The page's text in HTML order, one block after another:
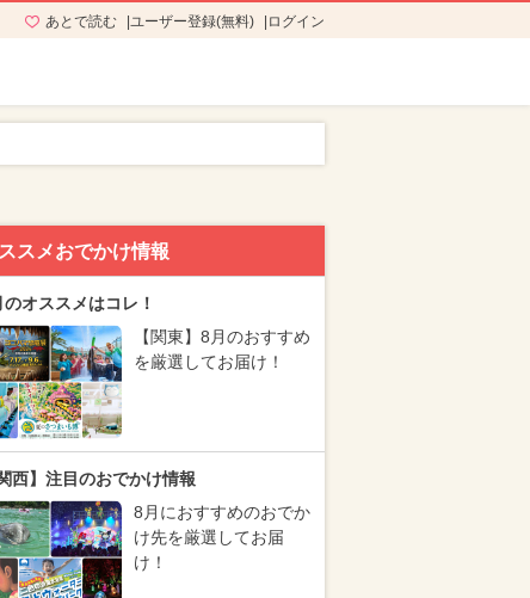
あとで読む ユーザー登録(無料) ログイン
スメおでかけ情報
のオススメはコレ！
【関東】8月のおすすめ
を厳選してお届け！
関西】注目のおでかけ情報
8月におすすめのおでか
け先を厳選してお届
け！